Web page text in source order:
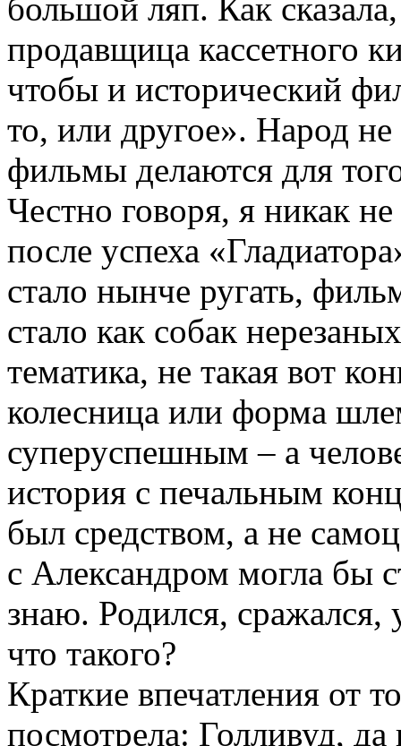
большой ляп. Как
продавщица кассетного
чтобы и исторический
то, или другое». Народ
фильмы делаются для
Честно говоря, я никак
после успеха
стало нынче ругать,
стало как собак
тематика, не такая вот
колесница или форма
суперуспешным – а
история с печальным
был средством, а не
с Александром могла бы
знаю. Родился,
что такого?
Краткие впечатления от
посмотрела: Голливуд,